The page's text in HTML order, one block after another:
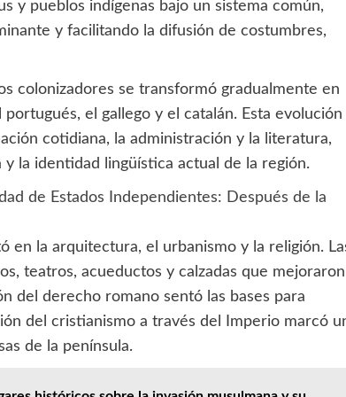
y pueblos indígenas bajo un sistema común,
y facilitando la difusión de costumbres,
colonizadores se transformó gradualmente en
el gallego y el catalán. Esta evolución
cotidiana, la administración y la literatura,
la identidad lingüística actual de la región.
de Estados Independientes: Después de la
en la arquitectura, el urbanismo y la religión.
teatros, acueductos y calzadas que mejoraron
del derecho romano sentó las bases para
del cristianismo a través del Imperio marcó
de la península.